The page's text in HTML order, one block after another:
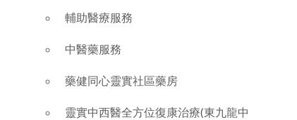
輔助醫療服務
中醫藥服務
藥健同心靈實社區藥房
靈實中西醫全方位復康治療(東九龍中